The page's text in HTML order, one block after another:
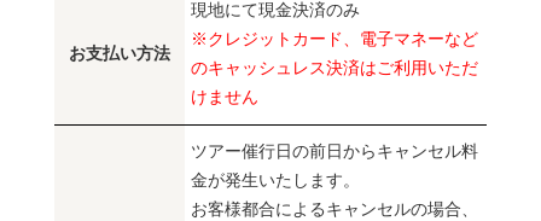
お支払い方法
現地にて現金決済のみ
※クレジットカード、電子マネーなど
のキャッシュレス決済はご利用いただ
けません
ツアー催行日の前日からキャンセル料
金が発生いたします。
お客様都合によるキャンセルの場合、